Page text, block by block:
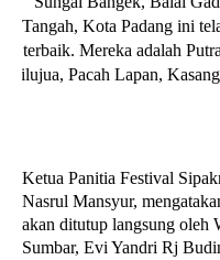
Tangah, Kota Padang ini
terbaik. Mereka adalah
Jilujua, Pacah Lapan,
Ketua Panitia Festival
Nasrul Mansyur,
akan ditutup langsung oleh
Sumbar, Evi Yandri Rj